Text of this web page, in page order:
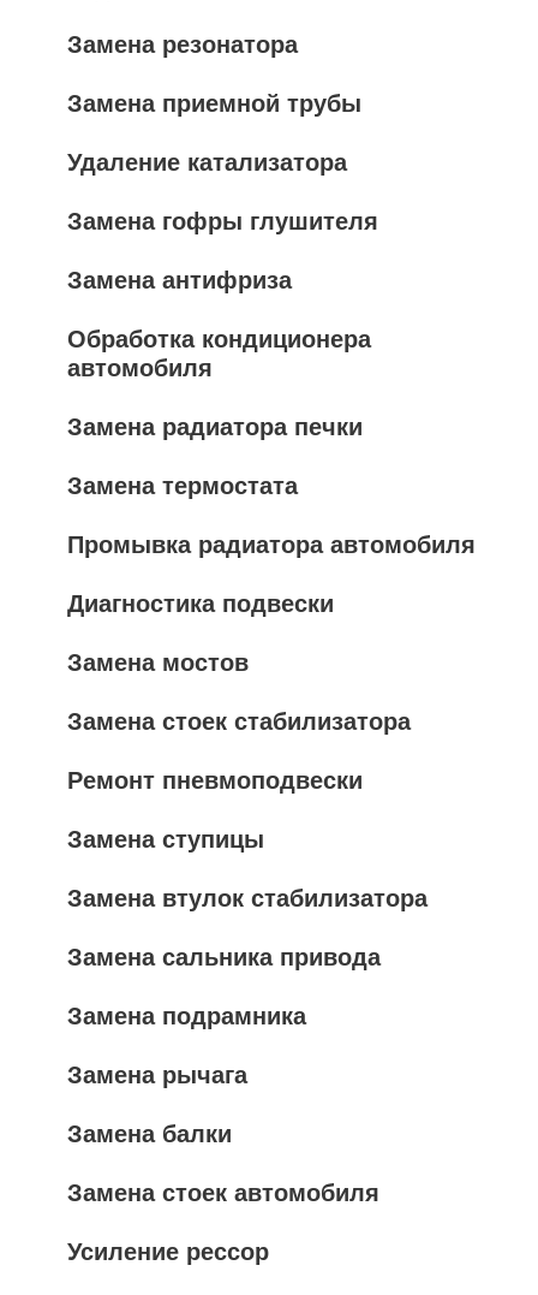
Замена резонатора
Замена приемной трубы
Удаление катализатора
Замена гофры глушителя
Замена антифриза
Обработка кондиционера
автомобиля
Замена радиатора печки
Замена термостата
Промывка радиатора автомобиля
Диагностика подвески
Замена мостов
Замена стоек стабилизатора
Ремонт пневмоподвески
Замена ступицы
Замена втулок стабилизатора
Замена сальника привода
Замена подрамника
Замена рычага
Замена балки
Замена стоек автомобиля
Усиление рессор